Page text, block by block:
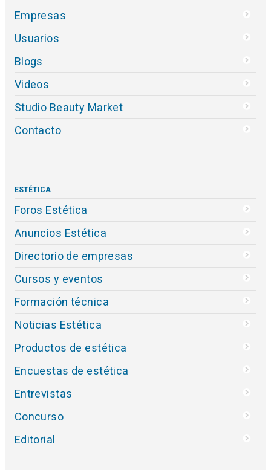
Empresas
Usuarios
Blogs
Videos
Studio Beauty Market
Contacto
ESTÉTICA
Foros Estética
Anuncios Estética
Directorio de empresas
Cursos y eventos
Formación técnica
Noticias Estética
Productos de estética
Encuestas de estética
Entrevistas
Concurso
Editorial